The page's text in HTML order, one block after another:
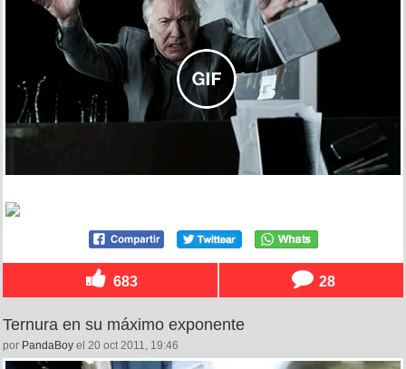
683 28
Ternura en su máximo exponente
por PandaBoy el 20 oct 2011, 19:46